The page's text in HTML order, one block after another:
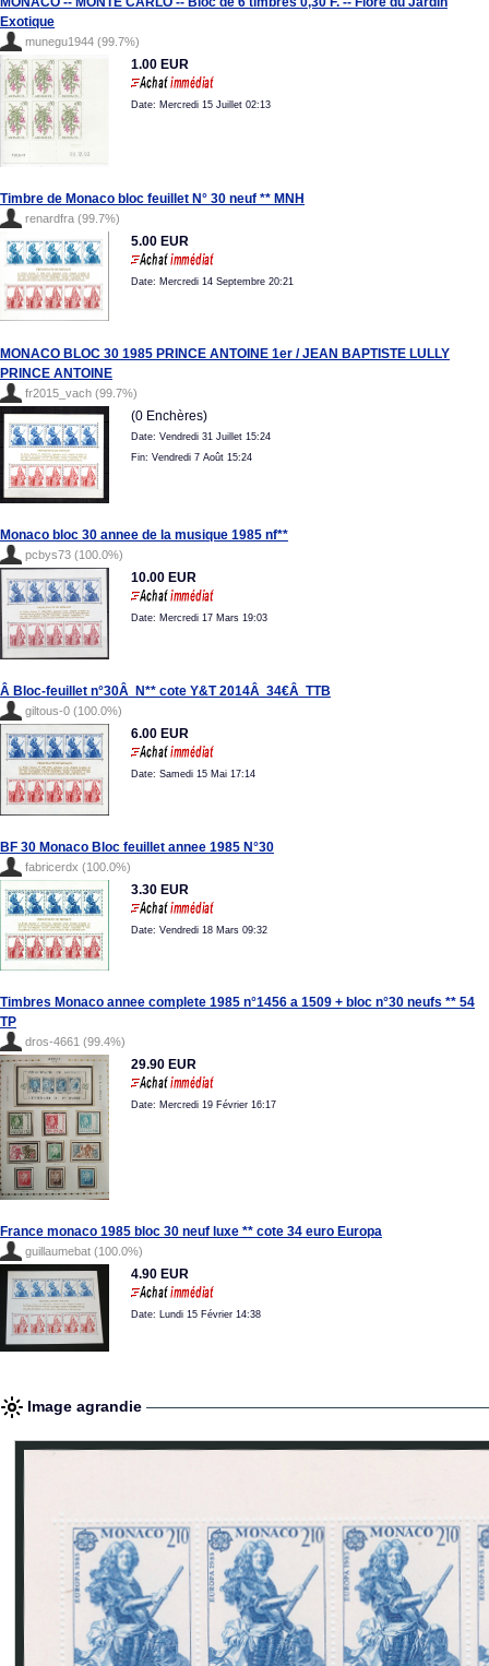
Exotique
munegu1944 (99.7%)
1.00 EUR
Date: Mercredi 15 Juillet 02:13
Timbre de Monaco bloc feuillet N° 30 neuf ** MNH
renardfra (99.7%)
5.00 EUR
Date: Mercredi 14 Septembre 20:21
MONACO BLOC 30 1985 PRINCE ANTOINE 1er / JEAN BAPTISTE LULLY
PRINCE ANTOINE
fr2015_vach (99.7%)
(0 Enchères)
Date: Vendredi 31 Juillet 15:24
Fin: Vendredi 7 Août 15:24
Monaco bloc 30 annee de la musique 1985 nf**
pcbys73 (100.0%)
10.00 EUR
Date: Mercredi 17 Mars 19:03
Â Bloc-feuillet n°30Â N** cote Y&T 2014Â 34€Â TTB
giltous-0 (100.0%)
6.00 EUR
Date: Samedi 15 Mai 17:14
BF 30 Monaco Bloc feuillet annee 1985 N°30
fabricerdx (100.0%)
3.30 EUR
Date: Vendredi 18 Mars 09:32
Timbres Monaco annee complete 1985 n°1456 a 1509 + bloc n°30 neufs ** 54
TP
dros-4661 (99.4%)
29.90 EUR
Date: Mercredi 19 Février 16:17
France monaco 1985 bloc 30 neuf luxe ** cote 34 euro Europa
guillaumebat (100.0%)
4.90 EUR
Date: Lundi 15 Février 14:38
Image agrandie